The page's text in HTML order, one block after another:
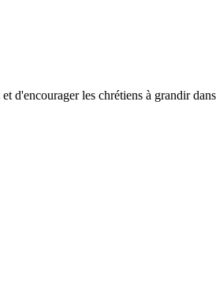
les chrétiens à grandir